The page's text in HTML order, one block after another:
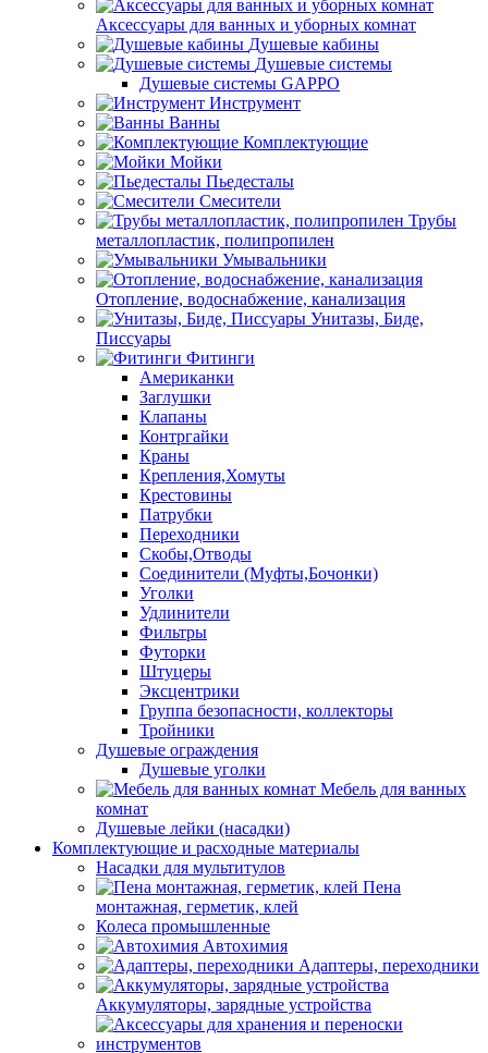
Аксессуары для ванных и уборных комнат
Душевые кабины
Душевые системы
Душевые системы GAPPO
Инструмент
Ванны
Комплектующие
Мойки
Пьедесталы
Смесители
Трубы
металлопластик, полипропилен
Умывальники
Отопление, водоснабжение, канализация
Унитазы, Биде,
Писсуары
Фитинги
Американки
Заглушки
Клапаны
Контргайки
Краны
Крепления,Хомуты
Крестовины
Патрубки
Переходники
Скобы,Отводы
Соединители (Муфты,Бочонки)
Уголки
Удлинители
Фильтры
Футорки
Штуцеры
Эксцентрики
Группа безопасности, коллекторы
Тройники
Душевые ограждения
Душевые уголки
Мебель для ванных
комнат
Душевые лейки (насадки)
Комплектующие и расходные материалы
Насадки для мультитулов
Пена
монтажная, герметик, клей
Колеса промышленные
Автохимия
Адаптеры, переходники
Аккумуляторы, зарядные устройства